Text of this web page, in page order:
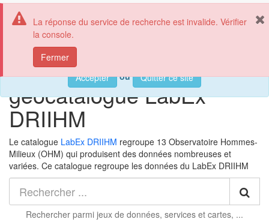
La réponse du service de recherche est invalide. Vérifier
la console.
Fermer
Les cookies assurent le bon fonctionnement de nos services. En
utilisant ces derniers, vous acceptez l'utilisation des cookies.
Accepter
ou Quitter ce site
Bienvenue sur le
géocatalogue LabEx
DRIIHM
Le catalogue LabEx DRIIHM regroupe 13 Observatoire Hommes-
Milieux (OHM) qui produisent des données nombreuses et
variées. Ce catalogue regroupe les données du LabEx DRIIHM
Rechercher parmi jeux de données, services et cartes, ...